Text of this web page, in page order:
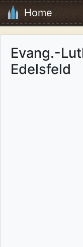
Home
Evang.-
Edelsfeld